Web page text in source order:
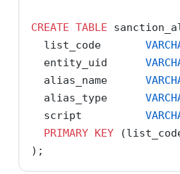
CREATE TABLE
  list_code
  entity_uid
  alias_name
  alias_type
  script
PRIMARY KEY
);